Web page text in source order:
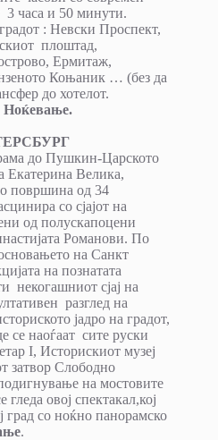
часа и 50 минути.
: Невски Проспект,
плоштад,
Ермитаж,
Коњаник … (без да
до хотелот.
Ноќевање.
до Пушкин-Царското
Екатерина Велика,
површина од 34
со сјајот на
од полускапоцени
Романови. По
на Санкт
на познатата
некогашниот сјај на
разглед на
јадро на градот,
се наоѓаат сите руски
I, Историскиот музеј
затвор Слободно
на мостовите
гледа овој спектакал,кој
град со ноќно панорамско
.